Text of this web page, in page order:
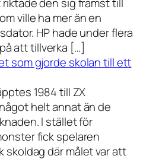
den sig främst till
ville ha mer än en
HP hade under flera
att tillverka […]
som gjorde skolan till ett
1984 till ZX
helt annat än de
I stället för
fick spelaren
skoldag där målet var att